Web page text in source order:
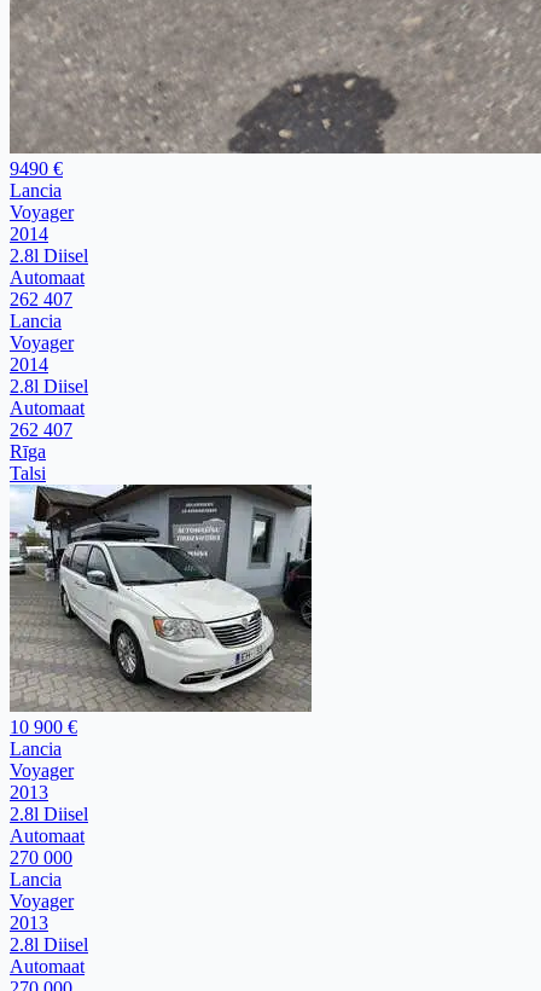
9490 €
Lancia
Voyager
2014
2.8l Diisel
Automaat
262 407
Lancia
Voyager
2014
2.8l Diisel
Automaat
262 407
Rīga
Talsi
10 900 €
Lancia
Voyager
2013
2.8l Diisel
Automaat
270 000
Lancia
Voyager
2013
2.8l Diisel
Automaat